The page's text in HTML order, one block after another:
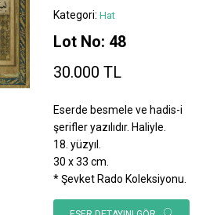
Kategori: Hat
Lot No: 48
30.000 TL
Eserde besmele ve hadis-i
şerifler yazılıdır. Haliyle.
18. yüzyıl.
30 x 33 cm.
* Şevket Rado Koleksiyonu.